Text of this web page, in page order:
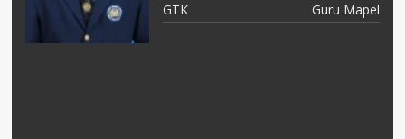
GTK
Guru Mapel